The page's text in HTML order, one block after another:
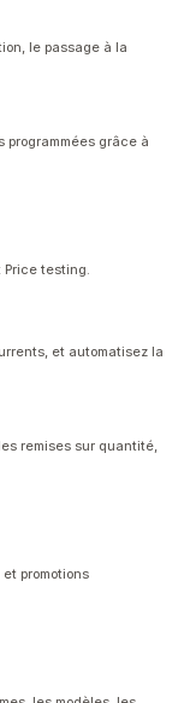
le passage à la
grâce à
Price testing.
et automatisez la
remises sur quantité,
promotions